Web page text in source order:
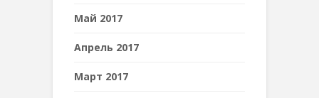
Май 2017
Апрель 2017
Март 2017